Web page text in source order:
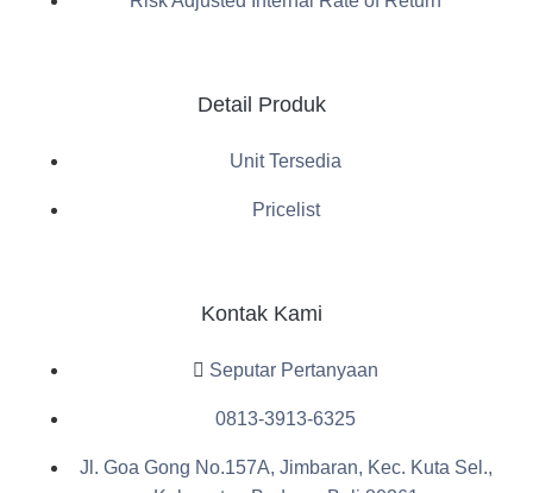
Detail Produk
Unit Tersedia
Pricelist
Kontak Kami
Seputar Pertanyaan
0813-3913-6325
Jl. Goa Gong No.157A, Jimbaran, Kec. Kuta Sel.,